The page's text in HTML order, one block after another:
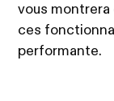
vous montrera
ces
performante.